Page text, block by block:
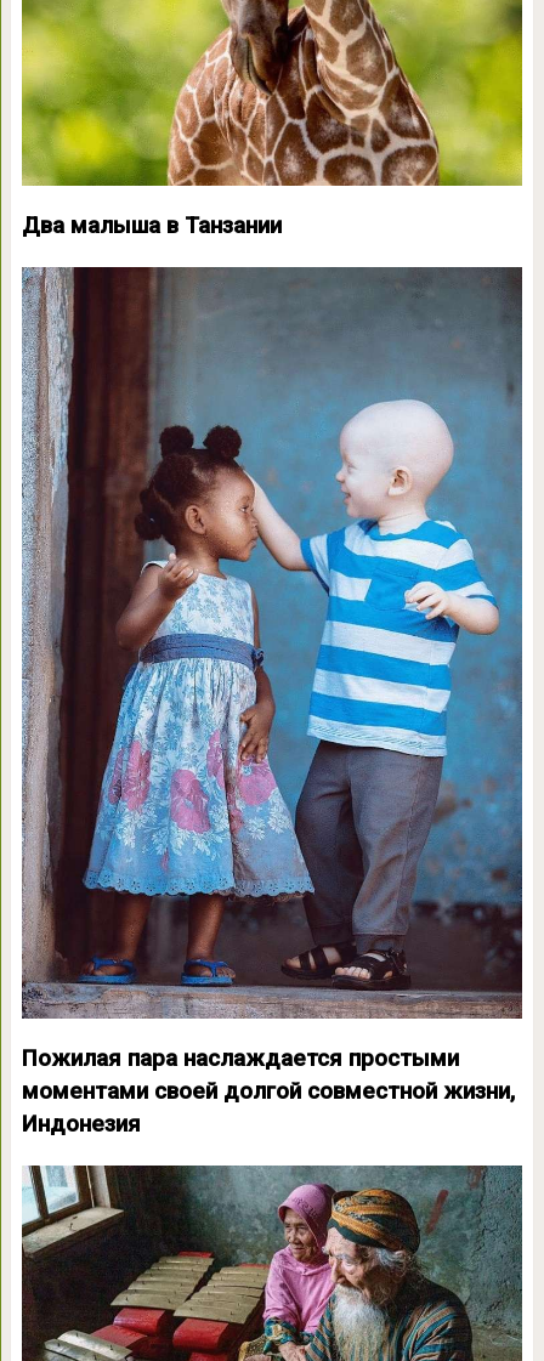
Два малыша в Танзании
Пожилая пара наслаждается простыми
моментами своей долгой совместной жизни,
Индонезия